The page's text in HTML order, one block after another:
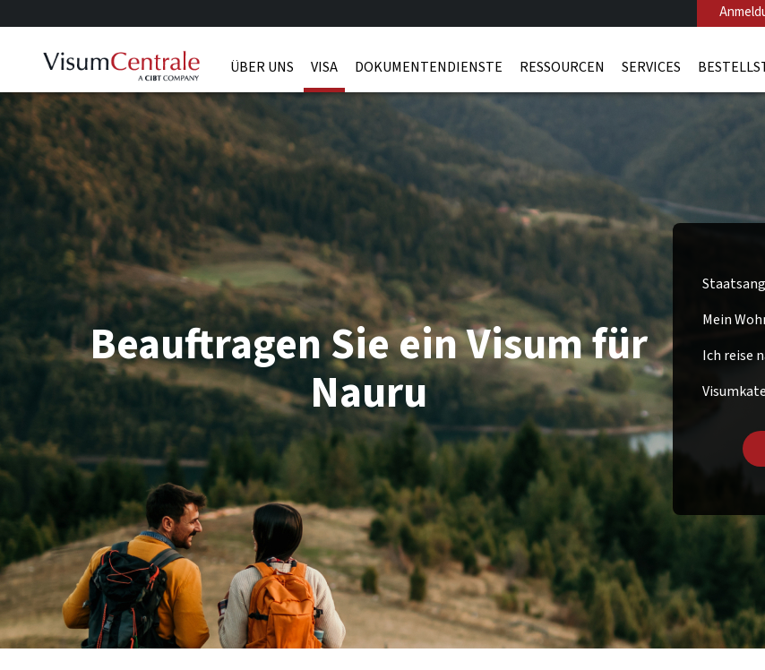
ÜBER UNS VISA DOKUMENTENDIENSTE RESSOURCEN SERVICES
Mein
Ich reise
Beauftragen Sie ein Visum für
Nauru